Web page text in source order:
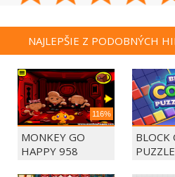
NAJLEPŠIE Z PODOBNÝCH
116%
MONKEY GO
HAPPY 958
BLOCK